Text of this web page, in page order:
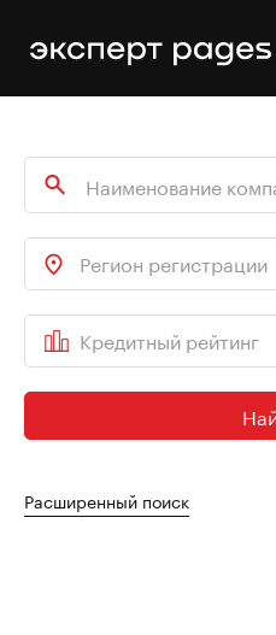
Регион регистрации
Кредитный рейтинг
Расширенный поиск